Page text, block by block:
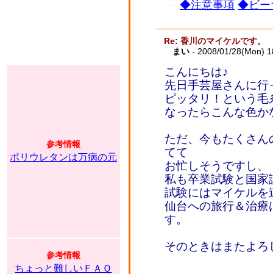
参考情報
ポリウレタンは万病の元
参考情報
ちょっと難しいＦＡＱ
◆注意事項 ◆ビー
Re: 香川のマイケルです。
まい - 2008/01/28(Mon)
こんにちは♪
先日手芸屋さんに行
ピッタリ！という
なったらこんな色
ただ、今もたくさ
てて
お忙しそうですし、
私も卒業試験と国
試験にはマイケル
仙台への旅行＆治
す。
そのときはまたよ